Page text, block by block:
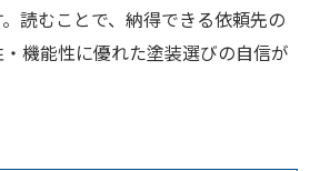
読むことで、納得できる依頼先の
機能性に優れた塗装選びの自信が